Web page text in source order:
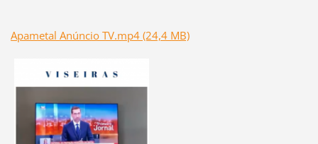
Apametal Anúncio TV.mp4 (24,4 MB)